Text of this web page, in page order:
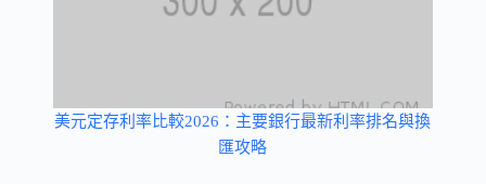
美元定存利率比較2026：主要銀行最新利率排名與換
匯攻略